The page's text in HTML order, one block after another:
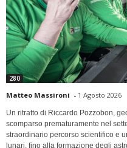
280
Matteo Massironi - 1 Agosto 2026
Un ritratto di Riccardo Pozzobon,
scomparso prematuramente nel
straordinario percorso scientifico e
lunari, fino alla formazione degli